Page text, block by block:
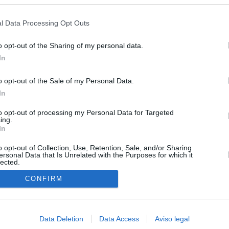
Data Processing Opt Outs
opt-out of the Sharing of my personal data.
opt-out of the Sale of my Personal Data.
opt-out of processing my Personal Data for Targeted
opt-out of Collection, Use, Retention, Sale, and/or Sharing
Data that Is Unrelated with the Purposes for which it
CONFIRM
Data Deletion Data Access Aviso legal
nuevo cruce a Ceuta desde Marruecos para el 15 de agosto
sobre el PP por la acogida de los menores de Ceuta en las
a los menores migrantes
y ADN: dentro de la oficina que busca a los desaparecidos de
Púnica y refugio de cargos del PP: así es la empresa
el ático de Ayuso